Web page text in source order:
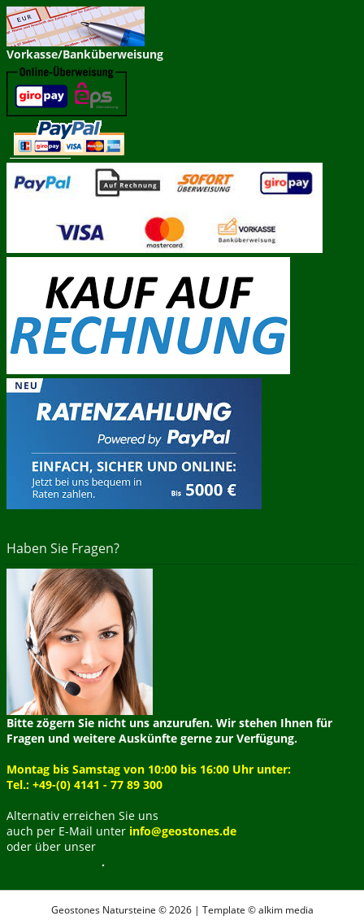
Vorkasse/Banküberweisung
Haben Sie Fragen?
Bitte zögern Sie nicht uns anzurufen. Wir stehen Ihnen für
Fragen und weitere Auskünfte gerne zur Verfügung.
Montag bis Samstag von 10:00 bis 16:00 Uhr unter:
Tel.: +49-(0) 4141 - 77 89 300
Alternativ erreichen Sie uns
auch per E-Mail unter info@geostones.de
oder über unser
.
Geostones Natursteine © 2026 | Template © alkim media